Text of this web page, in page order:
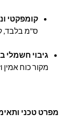
קומפקטי
ס"מ בלבד,
גיבוי חשמלי
מקור כוח אמין
מפרט טכני